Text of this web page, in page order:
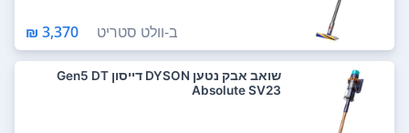
ב-וולט סטריט 3,370 ₪
שואב אבק נטען DYSON דייסון Gen5 DT
Absolute SV23